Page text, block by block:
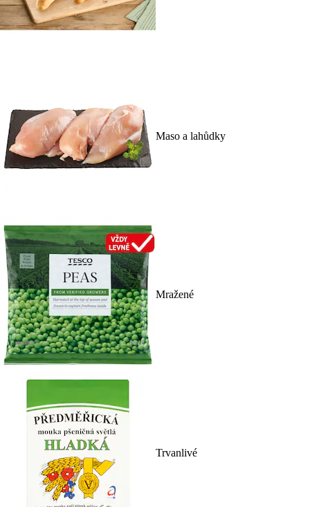
Maso a lahůdky
Mražené
Trvanlivé